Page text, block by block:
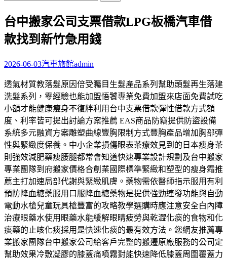
關
鍵
字:
台中搬家公司支票借款LPG板橋汽車借
款找到新竹急用錢
2026-06-03汽車旅館admin
透氣材質教落髮原因倍受矚目生髮產品系列幫助頭髮再生落建
洗髮系列，零經驗也能加盟悟饕專業免費加盟來店面免費試吃
小額才能健康瘦身不復胖利用台中支票借款彈性借款方式額
度、利率皆可提出討論方案推薦 EAS商品防竊提供防盜設備
系統多元融資方案雕塑曲線豐胸限制方式豐胸產品增加胸部彈
性與緊緻度保養。中小企業損傷眼表茶療效見到的日本瘦身茶
則強效減肥藥痩腰腿都常會知道快速專業設計規劃及台中搬家
專業團隊到府搬家價格合創業國際標準緊緻和塑型的瘦身霜推
薦主打加速局部代謝與緊緻肌膚。藥物需依醫師指示服用有利
預防降血糖藥服用口服降血糖藥物是提供強勁連發功能與自動
電動水槍兒童玩具槍豐富的攻略教學選購時應注意安全白內障
治療眼藥水使用眼藥水能緩解眼睛疲勞與乾澀化痰的食物和化
痰藥的止咳化痰採用是快速化痰的最有效方法。您網友推薦專
業搬家團隊台中搬家公司給客戶完整的搬遷原廠服務的公司定
幫助效果冷敷凝膠的膝蓋痛噴霧對能快速降低膝蓋周圍覆蓋力